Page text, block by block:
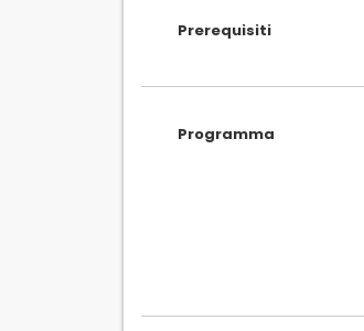
Prerequisiti
Programma